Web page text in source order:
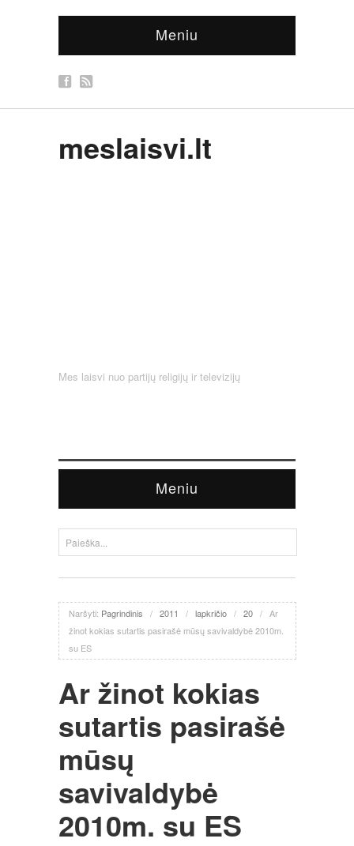
Meniu
meslaisvi.lt
Mes laisvi nuo partijų religijų ir televizijų
Meniu
Naršyti: Pagrindinis / 2011 / lapkričio / 20 / Ar
žinot kokias sutartis pasirašė mūsų savivaldybė 2010m.
su ES
Ar žinot kokias
sutartis pasirašė
mūsų
savivaldybė
2010m. su ES